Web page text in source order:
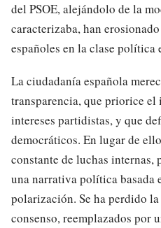
del PSOE, alejándolo de la
caracterizaba, han
españoles en la clase política
La ciudadanía española
transparencia, que priorice el
intereses partidistas, y que
democráticos. En lugar de
constante de luchas internas,
una narrativa política
polarización. Se ha perdido
consenso, reemplazados por